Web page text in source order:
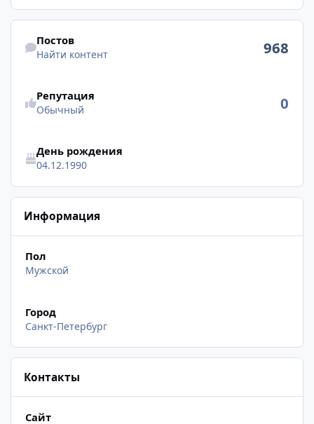
Найти контент
Постов
Найти контент 968
Репутация
Обычный 0
День рождения
04.12.1990
Информация
Пол
Мужской
Город
Санкт-Петербург
Контакты
Сайт